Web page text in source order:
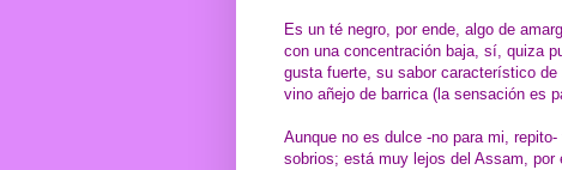
Es un té negro, por ende, algo de
con una concentración baja, sí, quiza
gusta fuerte, su sabor característico
vino añejo de barrica (la sensación es
Aunque no es dulce -no para mi,
sobrios; está muy lejos del Assam, por